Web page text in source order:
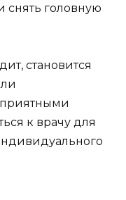
головную
становится
к врачу для